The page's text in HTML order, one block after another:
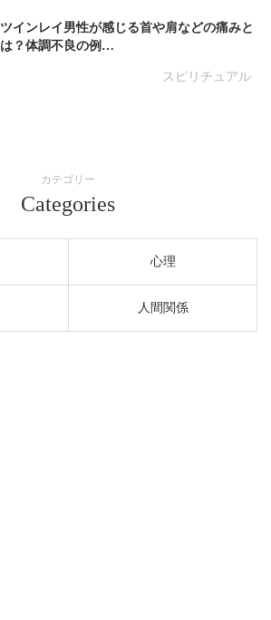
スピリチュアル
ツインレイ男性が感じる首や肩などの痛みと
は？体調不良の例…
カテゴリー
Categories
心理
人間関係